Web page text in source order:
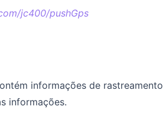
jc400/pushGps
informações de
informações.